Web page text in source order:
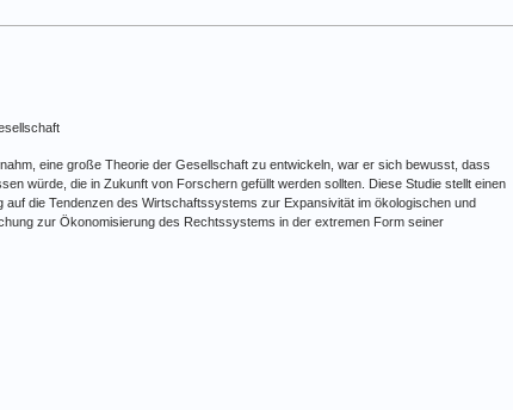
eine große Theorie der Gesellschaft zu entwickeln, war er sich bewusst, dass
würde, die in Zukunft von Forschern gefüllt werden sollten. Diese Studie stellt einen
die Tendenzen des Wirtschaftssystems zur Expansivität im ökologischen und
zur Ökonomisierung des Rechtssystems in der extremen Form seiner